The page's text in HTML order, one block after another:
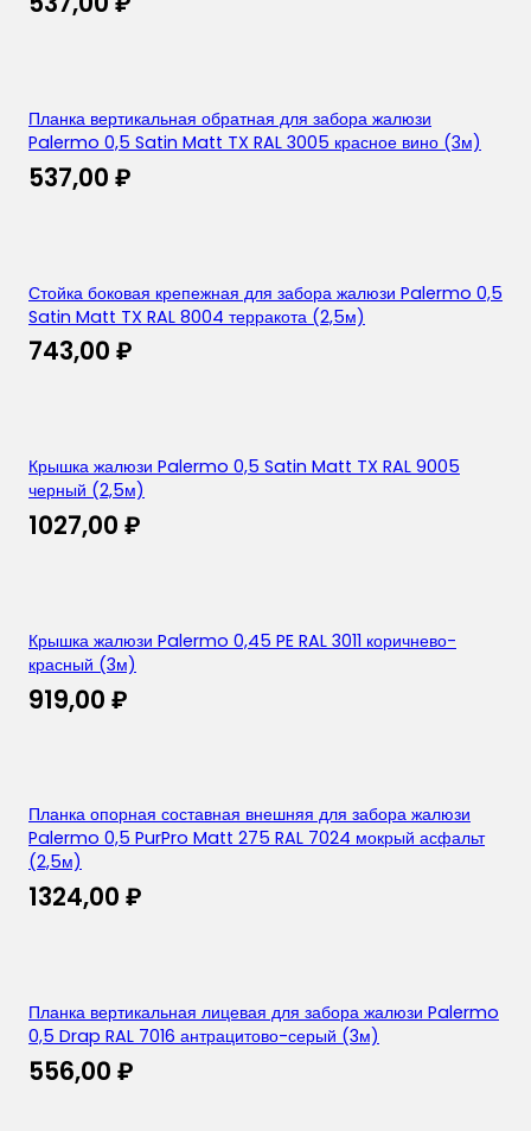
Планка вертикальная обратная для забора жалюзи
Palermo 0,5 Satin Matt TX RAL 3005 красное вино (3м)
537,00 ₽
Стойка боковая крепежная для забора жалюзи Palermo 0,5
Satin Matt TX RAL 8004 терракота (2,5м)
743,00 ₽
Крышка жалюзи Palermo 0,5 Satin Matt TX RAL 9005
черный (2,5м)
1027,00 ₽
Крышка жалюзи Palermo 0,45 PE RAL 3011 коричнево-
красный (3м)
919,00 ₽
Планка опорная составная внешняя для забора жалюзи
Palermo 0,5 PurPro Matt 275 RAL 7024 мокрый асфальт
(2,5м)
1324,00 ₽
Планка вертикальная лицевая для забора жалюзи Palermo
0,5 Drap RAL 7016 антрацитово-серый (3м)
556,00 ₽